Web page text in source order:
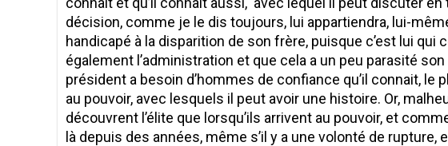
décision, comme je le dis toujours, lui appartiendra, lui-
handicapé à la disparition de son frère, puisque c’est lui qui
également l’administration et que cela a un peu parasité
président a besoin d’hommes de confiance qu’il connait, le
au pouvoir, avec lesquels il peut avoir une histoire. Or,
découvrent l’élite que lorsqu’ils arrivent au pouvoir, et
là depuis des années, même s’il y a une volonté de